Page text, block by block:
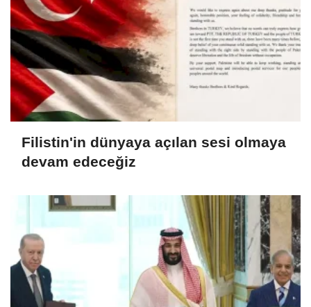
Filistin'in dünyaya açılan sesi olmaya
devam edeceğiz